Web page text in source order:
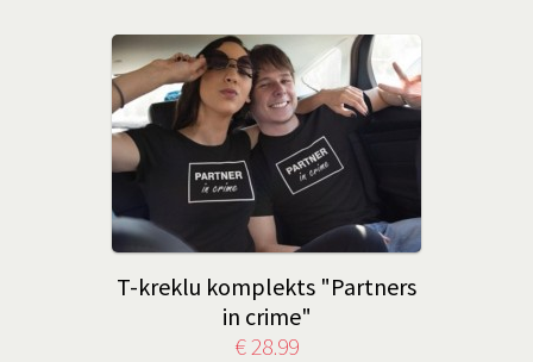
T-kreklu komplekts "Partners
in crime"
€ 28.99